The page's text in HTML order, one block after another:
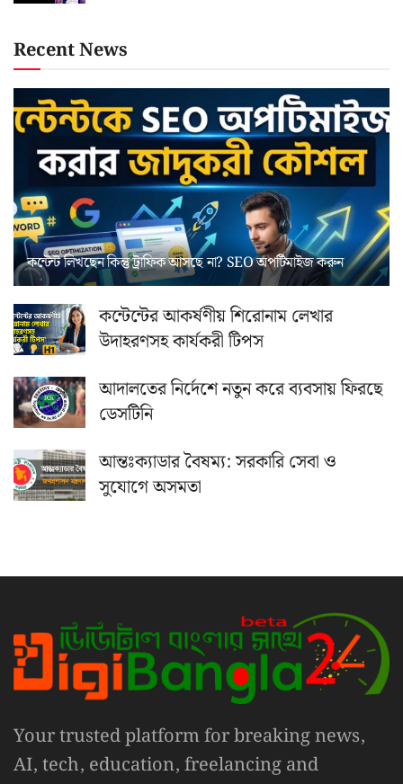
Recent News
কন্টেন্ট লিখছেন কিন্তু ট্রাফিক আসছে না? ‍SEO অপটিমাইজ করুন
কন্টেন্টের আকর্ষণীয় শিরোনাম লেখার
উদাহরণসহ কার্যকরী টিপস
আদালতের নির্দেশে নতুন করে ব্যবসায় ফিরছে
ডেসটিনি
আন্তঃক্যাডার বৈষম্য: সরকারি সেবা ও
সুযোগে অসমতা
Your trusted platform for breaking news,
AI, tech, education, freelancing and